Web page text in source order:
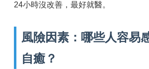
24小時沒改善，最好就醫。
風險因素：哪些人容易
自癒？